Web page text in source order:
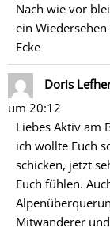
Nach wie vor
ein
Ecke
Doris
um 20:12
Liebes Aktiv am
ich wollte Euch
schicken, jetzt
Euch fühlen.
Mitwanderer